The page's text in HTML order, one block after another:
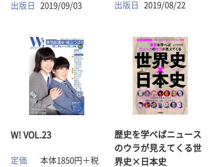
出版日
2019/09/03
出版日
2019/08/22
W! VOL.23
定価
本体1850円＋税
歴史を学べばニュース
のウラが見えてくる世
界史×日本史